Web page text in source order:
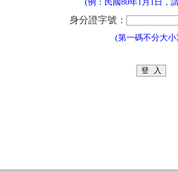
(例：民國80年1月1日，
身分證字號：
(第一碼不分大小